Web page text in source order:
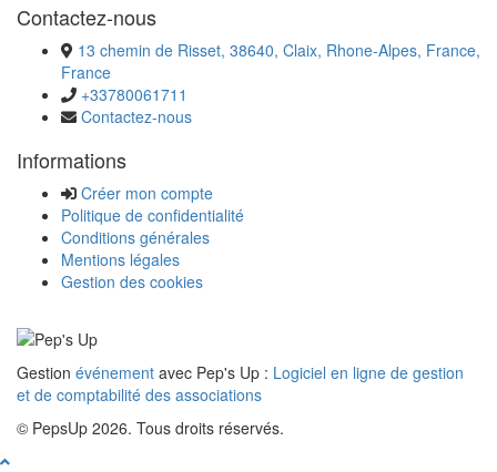
Contactez-nous
13 chemin de Risset, 38640, Claix, Rhone-Alpes, France,
France
+33780061711
Contactez-nous
Informations
Créer mon compte
Politique de confidentialité
Conditions générales
Mentions légales
Gestion des cookies
Gestion événement avec Pep's Up : Logiciel en ligne de gestion
et de comptabilité des associations
© PepsUp 2026. Tous droits réservés.